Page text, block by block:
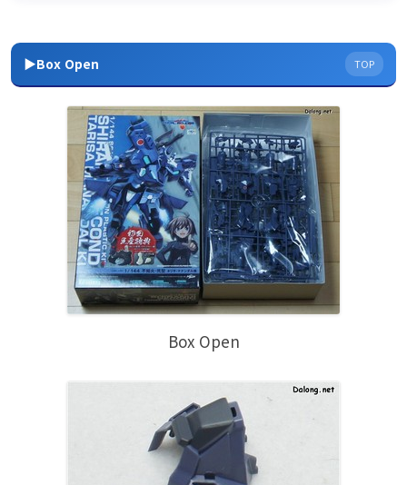
▶Box Open TOP
Box Open